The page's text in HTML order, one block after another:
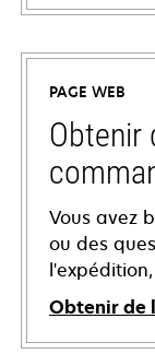
PAGE WEB
Obtenir
Vous avez
ou des
Obtenir de